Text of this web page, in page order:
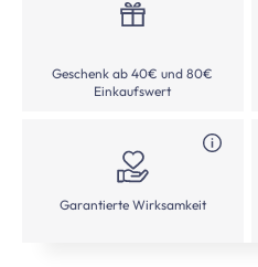
Geschenk ab 40€ und 80€
Einkaufswert
Garantierte Wirksamkeit